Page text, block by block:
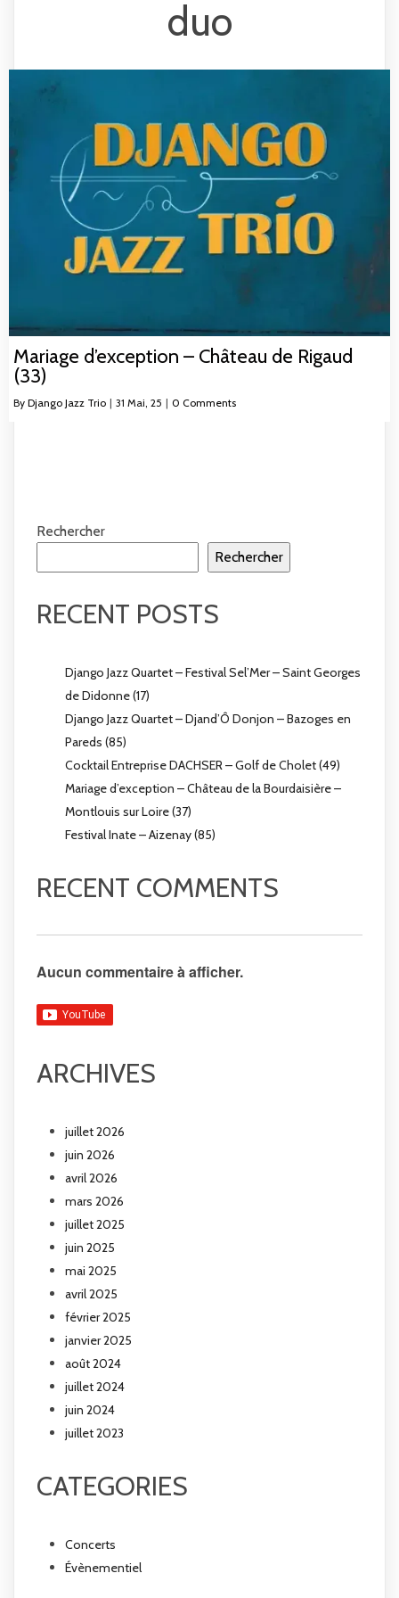
duo
Mariage d’exception – Château de Rigaud
(33)
By Django Jazz Trio | 31 Mai, 25 | 0 Comments
Rechercher
Rechercher
RECENT POSTS
Django Jazz Quartet – Festival Sel’Mer – Saint Georges
de Didonne (17)
Django Jazz Quartet – Djand’Ô Donjon – Bazoges en
Pareds (85)
Cocktail Entreprise DACHSER – Golf de Cholet (49)
Mariage d’exception – Château de la Bourdaisière –
Montlouis sur Loire (37)
Festival Inate – Aizenay (85)
RECENT COMMENTS
Aucun commentaire à afficher.
ARCHIVES
juillet 2026
juin 2026
avril 2026
mars 2026
juillet 2025
juin 2025
mai 2025
avril 2025
février 2025
janvier 2025
août 2024
juillet 2024
juin 2024
juillet 2023
CATEGORIES
Concerts
Évènementiel